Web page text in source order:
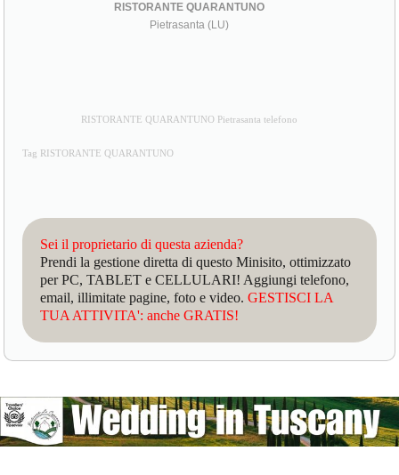
RISTORANTE QUARANTUNO
Pietrasanta (LU)
RISTORANTE QUARANTUNO Pietrasanta telefono
Tag RISTORANTE QUARANTUNO
Sei il proprietario di questa azienda?
Prendi la gestione diretta di questo Minisito, ottimizzato
per PC, TABLET e CELLULARI! Aggiungi telefono,
email, illimitate pagine, foto e video.GESTISCI LA
TUA ATTIVITA': anche GRATIS!